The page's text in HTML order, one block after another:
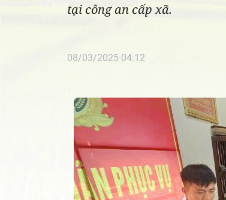
tại công an cấp xã.
08/03/2025 04:12